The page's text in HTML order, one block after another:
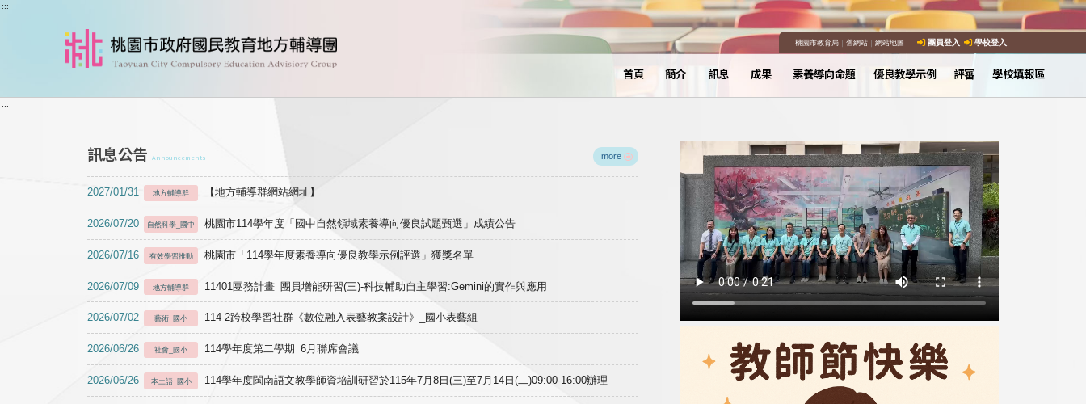
跳到主要內容
:::
桃園市教育局｜ 舊網站｜ 網站地圖 團員登入 學校登入
首頁 簡介 訊息 成果 素養導向命題 優良教學示例 評審 學校填報區
:::
訊息公告 Announcements more
2027/01/31 地方輔導群 【地方輔導群網站網址】
2026/07/20 自然科學_國中 桃園市114學年度「國中自然領域素養導向優良試題甄選」成績公告
2026/07/16 有效學習推動 桃園市「114學年度素養導向優良教學示例評選」獲獎名單
2026/07/09 地方輔導群 11401團務計畫 團員增能研習(三)-科技輔助自主學習:Gemini的實作與應用
2026/07/02 藝術_國小 114-2跨校學習社群《數位融入表藝教案設計》_國小表藝組
2026/06/26 社會_國小 114學年度第二學期 6月聯席會議
2026/06/26 本土語_國小 114學年度閩南語文教學師資培訓研習於115年7月8日(三)至7月14日(二)09:00-16:00辦理